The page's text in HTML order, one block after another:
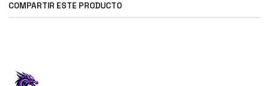
COMPARTIR ESTE PRODUCTO